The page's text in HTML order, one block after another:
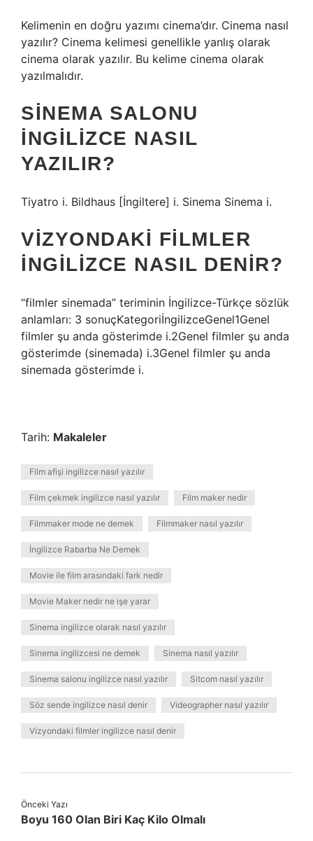
Kelimenin en doğru yazımı cinema’dır. Cinema nasıl
yazılır? Cinema kelimesi genellikle yanlış olarak
cinema olarak yazılır. Bu kelime cinema olarak
yazılmalıdır.
SINEMA SALONU
INGILIZCE NASIL
YAZILIR?
Tiyatro i. Bildhaus [İngiltere] i. Sinema Sinema i.
VIZYONDAKI FILMLER
INGILIZCE NASIL DENIR?
“filmler sinemada” teriminin İngilizce-Türkçe sözlük
anlamları: 3 sonuçKategoriİngilizceGenel1Genel
filmler şu anda gösterimde i.2Genel filmler şu anda
gösterimde (sinemada) i.3Genel filmler şu anda
sinemada gösterimde i.
Tarih: Makaleler
Film afişi ingilizce nasıl yazılır
Film çekmek ingilizce nasıl yazılır Film maker nedir
Filmmaker mode ne demek Filmmaker nasıl yazılır
İngilizce Rabarba Ne Demek
Movie ile film arasındaki fark nedir
Movie Maker nedir ne işe yarar
Sinema ingilizce olarak nasıl yazılır
Sinema ingilizcesi ne demek Sinema nasıl yazılır
Sinema salonu ingilizce nasıl yazılır Sitcom nasıl yazılır
Söz sende ingilizce nasıl denir Videographer nasıl yazılır
Vizyondaki filmler ingilizce nasıl denir
Önceki Yazı
Boyu 160 Olan Biri Kaç Kilo Olmalı